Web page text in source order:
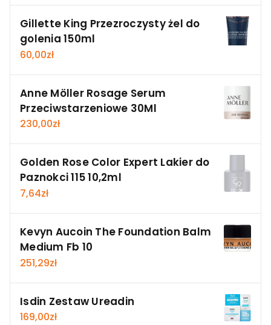
Gillette King Przezroczysty żel do
golenia 150ml
60,00zł
Anne Möller Rosage Serum
Przeciwstarzeniowe 30Ml
230,00zł
Golden Rose Color Expert Lakier do
Paznokci 115 10,2ml
7,64zł
Kevyn Aucoin The Foundation Balm
Medium Fb 10
251,29zł
Isdin Zestaw Ureadin
169,00zł